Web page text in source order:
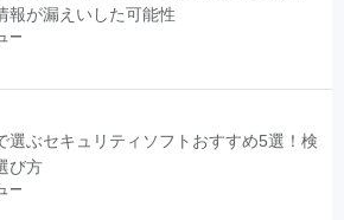
報が漏えいした可能性
ー
選ぶセキュリティソフトおすすめ5選！検
び方
ー